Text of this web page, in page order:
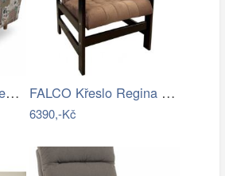
Křeslo ušák s taburetem, látka… FALCO Křeslo Regina hnědá Mdum
6390,-Kč